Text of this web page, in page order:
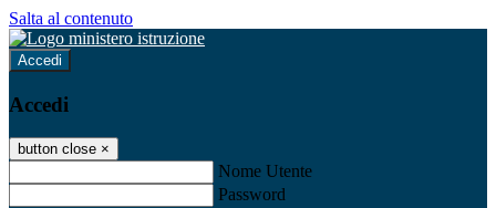
Salta al contenuto
Accedi
Accedi
button close ×
Nome Utente
Password